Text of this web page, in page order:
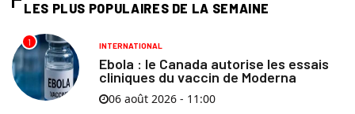
LES PLUS POPULAIRES DE LA SEMAINE
1 INTERNATIONAL
Ebola : le Canada autorise les essais
cliniques du vaccin de Moderna
06 août 2026 - 11:00